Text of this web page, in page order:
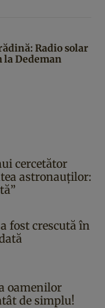
Radio solar
Dedeman
cercetător
astronauților:
fost crescută în
oamenilor
de simplu!